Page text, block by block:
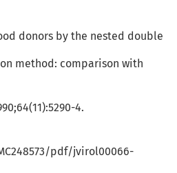
donors by the nested double
method: comparison with
4.
pdf/jvirol00066-